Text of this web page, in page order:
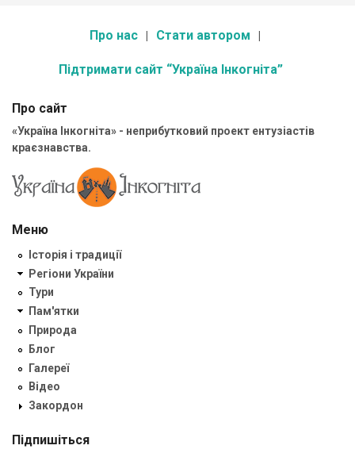
Про нас Стати автором
Підтримати сайт “Україна Інкогніта”
Про сайт
«Україна Інкогніта» - неприбутковий проект ентузіастів
краєзнавства.
Меню
Історія і традиції
Регіони України
Тури
Пам'ятки
Природа
Блог
Галереї
Відео
Закордон
Підпишіться